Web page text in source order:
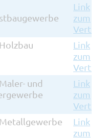
Link
zum
Vertrag
Link
zum
Vertrag
und
Link
zum
Vertrag
Link
zum